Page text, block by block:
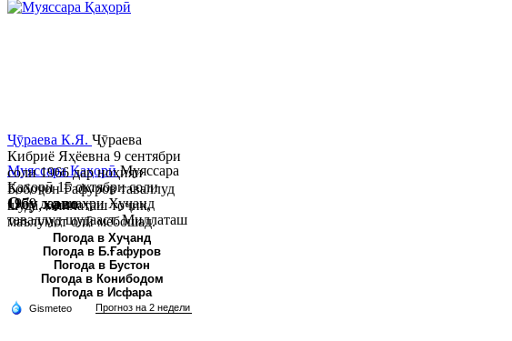
Муяссара ҚаҳорӣМуяссара
Қаҳорӣ 15 октябри соли
1979 дар шаҳри Хуҷанд
таваллуд шудааст. Миллаташ
тоҷик. Маълумот олӣ. Соли
2002 Донишгоҳи давлатии
Хуҷанд ба...
Ҷӯраева К.Я. Ҷӯраева
Кибриё Яҳёевна 9 сентябри
соли 1966 дар ноҳияи
Бобоҷон Ғафуров таваллуд
шуда, миллаташ тоҷик,
маълумот олӣ мебошад.
Соли 1997 Донишг...
Обу хаво
Погода в Хуҷанд
Погода в Б.Ғафуров
Погода в Бустон
Погода в Конибодом
Погода в Исфара